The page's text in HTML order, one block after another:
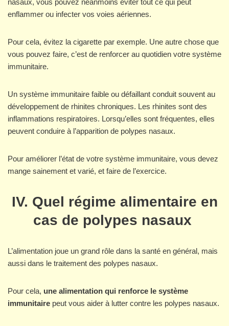
nasaux, vous pouvez néanmoins éviter tout ce qui peut
enflammer ou infecter vos voies aériennes.
Pour cela, évitez la cigarette par exemple. Une autre chose que
vous pouvez faire, c’est de renforcer au quotidien votre système
immunitaire.
Un système immunitaire faible ou défaillant conduit souvent au
développement de rhinites chroniques. Les rhinites sont des
inflammations respiratoires. Lorsqu’elles sont fréquentes, elles
peuvent conduire à l’apparition de polypes nasaux.
Pour améliorer l’état de votre système immunitaire, vous devez
mange sainement et varié, et faire de l’exercice.
IV. Quel régime alimentaire en
cas de polypes nasaux
L’alimentation joue un grand rôle dans la santé en général, mais
aussi dans le traitement des polypes nasaux.
Pour cela, une alimentation qui renforce le système
immunitaire peut vous aider à lutter contre les polypes nasaux.